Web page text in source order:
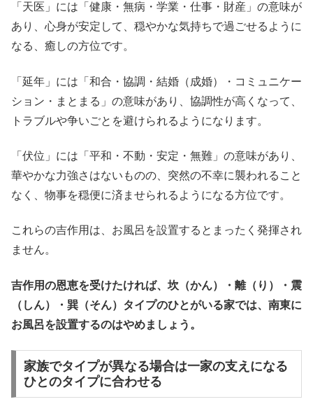
「天医」には「健康・無病・学業・仕事・財産」の意味が
あり、心身が安定して、穏やかな気持ちで過ごせるように
なる、癒しの方位です。
「延年」には「和合・協調・結婚（成婚）・コミュニケー
ション・まとまる」の意味があり、協調性が高くなって、
トラブルや争いごとを避けられるようになります。
「伏位」には「平和・不動・安定・無難」の意味があり、
華やかな力強さはないものの、突然の不幸に襲われること
なく、物事を穏便に済ませられるようになる方位です。
これらの吉作用は、お風呂を設置するとまったく発揮され
ません。
吉作用の恩恵を受けたければ、坎（かん）・離（り）・震
（しん）・巽（そん）タイプのひとがいる家では、南東に
お風呂を設置するのはやめましょう。
家族でタイプが異なる場合は一家の支えになる
ひとのタイプに合わせる